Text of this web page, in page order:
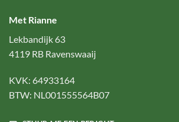
Met Rianne
Lekbandijk 63
4119 RB Ravenswaaij
KVK: 64933164
BTW: NL001555564B07